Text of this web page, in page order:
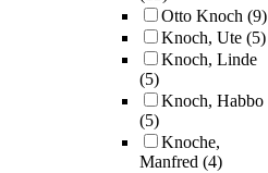
Otto Knoch (9)
Knoch, Ute (5)
Knoch, Linde
(5)
Knoch, Habbo
(5)
Knoche,
Manfred (4)